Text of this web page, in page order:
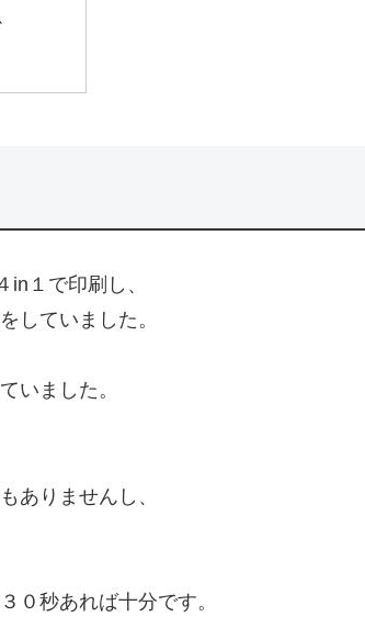
１で印刷し、
していました。
いました。
ありませんし、
０秒あれば十分です。